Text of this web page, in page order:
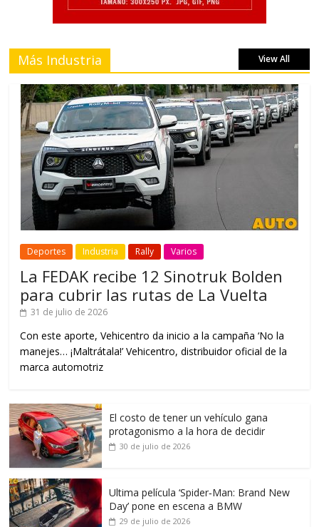
Más Industria View All
Deportes Industria Rally Varios
La FEDAK recibe 12 Sinotruk Bolden
para cubrir las rutas de La Vuelta
31 de julio de 2026
Con este aporte, Vehicentro da inicio a la campaña ‘No la
manejes… ¡Maltrátala!’ Vehicentro, distribuidor oficial de la
marca automotriz
El costo de tener un vehículo gana
protagonismo a la hora de decidir
30 de julio de 2026
Ultima película ‘Spider‑Man: Brand New
Day’ pone en escena a BMW
29 de julio de 2026